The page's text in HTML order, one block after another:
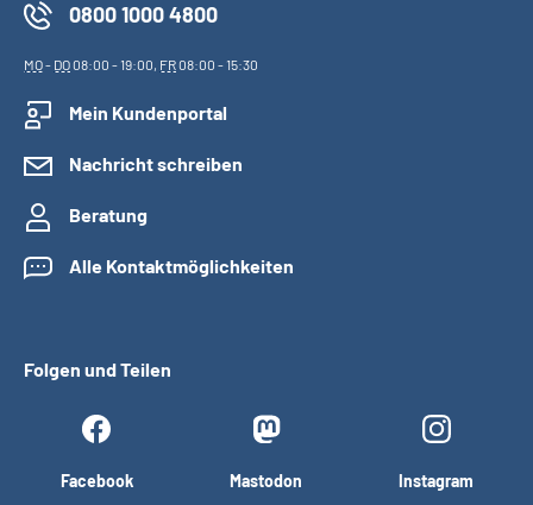
0800 1000 4800
MO- DO08:00 - 19:00, FR08:00 - 15:30
Mein Kundenportal
Nachricht schreiben
Beratung
Alle Kontaktmöglichkeiten
Folgen und Teilen
Facebook Mastodon Instagram